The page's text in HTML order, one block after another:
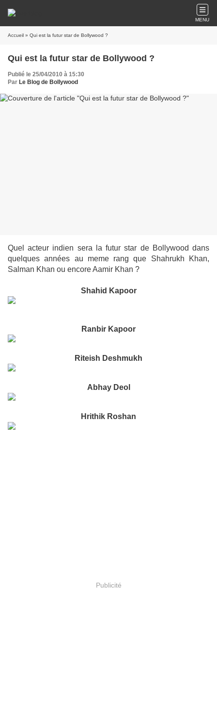
MENU
Accueil » Qui est la futur star de Bollywood ?
Qui est la futur star de Bollywood ?
Publié le 25/04/2010 à 15:30
Par Le Blog de Bollywood
Quel acteur indien sera la futur star de Bollywood dans
quelques années au meme rang que Shahrukh Khan,
Salman Khan ou encore Aamir Khan ?
Shahid Kapoor
Ranbir Kapoor
Riteish Deshmukh
Abhay Deol
Hrithik Roshan
Publicité